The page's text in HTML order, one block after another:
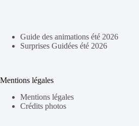
Guide des animations été 2026
Surprises Guidées été 2026
Mentions légales
Mentions légales
Crédits photos